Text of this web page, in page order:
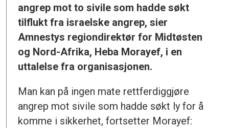
angrep mot to sivile som hadde søkt
tilflukt fra israelske angrep, sier
Amnestys regiondirektør for Midtøsten
og Nord-Afrika, Heba Morayef, i en
uttalelse fra organisasjonen.
Man kan på ingen mate rettferdiggjøre
angrep mot sivile som hadde søkt ly for å
komme i sikkerhet, fortsetter Morayef: